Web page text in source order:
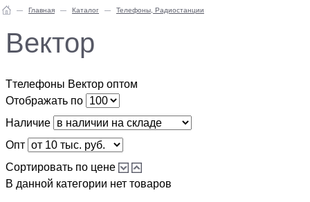
Главная Каталог Телефоны, Радиостанции
Вектор
Ттелефоны Вектор оптом
Отображать по
Наличие
Опт
Сортировать по цене
В данной категории нет товаров